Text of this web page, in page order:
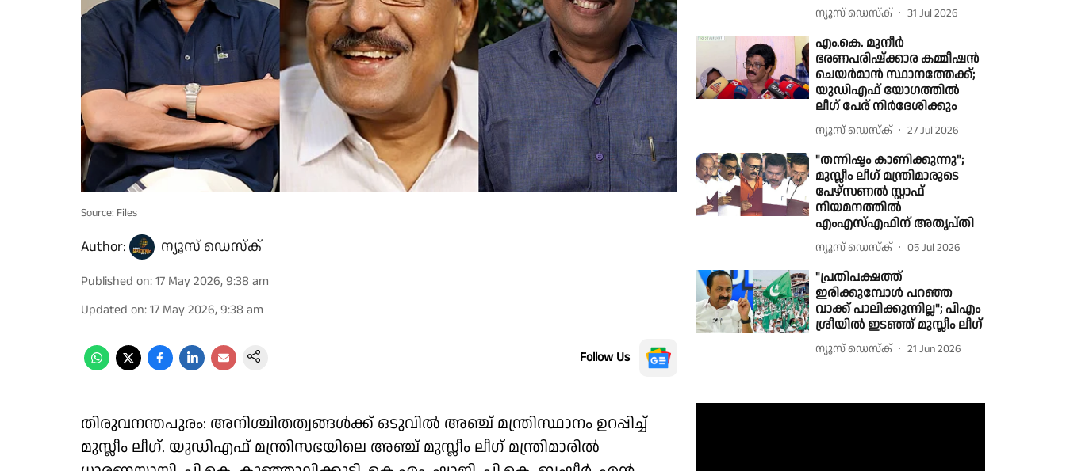
Source: Files
Author: ന്യൂസ് ഡെസ്ക്
Published on:17 May 2026, 9:38 am
Updated on:17 May 2026, 9:38 am
Follow Us
തിരുവനന്തപുരം: അനിശ്ചിതത്വങ്ങൾക്ക് ഒടുവിൽ അഞ്ച് മന്ത്രിസ്ഥാനം ഉറപ്പിച്ച്
മുസ്ലീം ലീഗ്. യുഡിഎഫ് മന്ത്രിസഭയിലെ അഞ്ച് മുസ്ലീം ലീഗ് മന്ത്രിമാരിൽ
ന്യൂസ് ഡെസ്ക് 31 Jul 2026
എം.കെ. മുനീർ
ഭരണപരിഷ്ക്കാര കമ്മീഷൻ
ചെയർമാൻ സ്ഥാനത്തേക്ക്;
യുഡിഎഫ് യോഗത്തിൽ
ലീഗ് പേര് നിർദേശിക്കും
ന്യൂസ് ഡെസ്ക് 27 Jul 2026
"തന്നിഷ്ടം കാണിക്കുന്നു";
മുസ്ലീം ലീഗ് മന്ത്രിമാരുടെ
പേഴ്‌സണല്‍ സ്റ്റാഫ്
നിയമനത്തില്‍
എംഎസ്എഫിന് അതൃപ്തി
ന്യൂസ് ഡെസ്ക് 05 Jul 2026
"പ്രതിപക്ഷത്ത്
ഇരിക്കുമ്പോൾ പറഞ്ഞ
വാക്ക് പാലിക്കുന്നില്ല"; പിഎം
ശ്രീയിൽ ഇടഞ്ഞ് മുസ്ലീം ലീഗ്
ന്യൂസ് ഡെസ്ക് 21 Jun 2026